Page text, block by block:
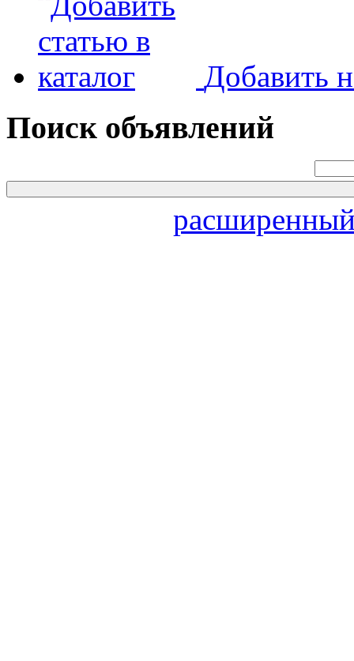
Добавить
Поиск объявлений